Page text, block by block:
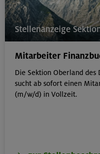
Stellenanzeige
Mitarbeiter
Die Sektion Oberland des
sucht ab sofort einen
(m/w/d) in Vollzeit.